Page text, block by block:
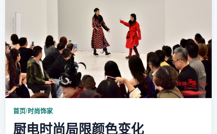
装修设计
家具知识 家居文化
家装攻略 创意家居
首页/时尚饰家
厨电时尚局限颜色变化